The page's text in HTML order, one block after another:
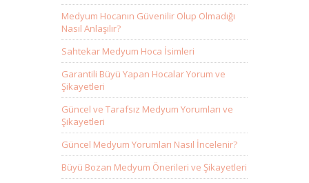
Medyum Hocanın Güvenilir Olup Olmadığı
Nasıl Anlaşılır?
Sahtekar Medyum Hoca İsimleri
Garantili Büyü Yapan Hocalar Yorum ve
Şikayetleri
Güncel ve Tarafsız Medyum Yorumları ve
Şikayetleri
Güncel Medyum Yorumları Nasıl İncelenir?
Büyü Bozan Medyum Önerileri ve Şikayetleri